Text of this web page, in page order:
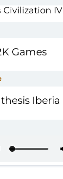
Civilization IV
Games
Iberia